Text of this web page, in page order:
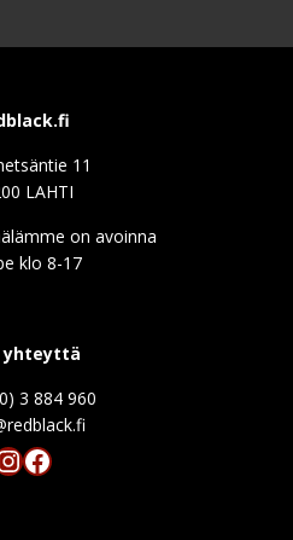
11
LAHTI
on avoinna
klo 8-17
yhteyttä
3 884 960
Facebook